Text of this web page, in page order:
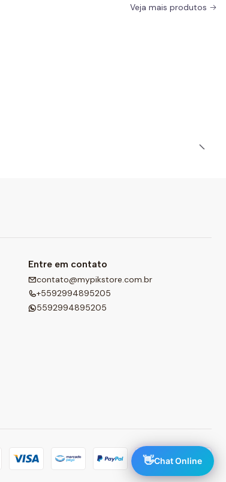
Veja mais produtos
Entre em contato
contato@mypikstore.com.br
+5592994895205
5592994895205
👋Chat Online